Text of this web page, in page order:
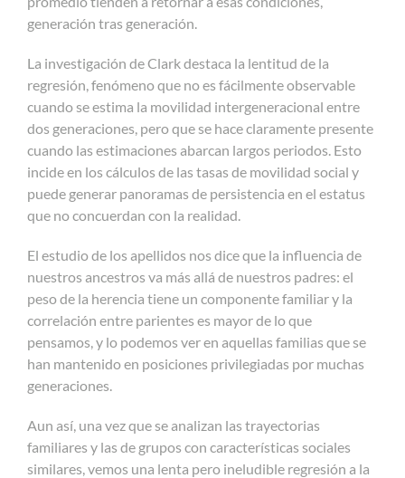
generación tras generación.
La investigación de Clark destaca la lentitud de la
regresión, fenómeno que no es fácilmente observable
cuando se estima la movilidad intergeneracional entre
dos generaciones, pero que se hace claramente presente
cuando las estimaciones abarcan largos periodos. Esto
incide en los cálculos de las tasas de movilidad social y
puede generar panoramas de persistencia en el estatus
que no concuerdan con la realidad.
El estudio de los apellidos nos dice que la influencia de
nuestros ancestros va más allá de nuestros padres: el
peso de la herencia tiene un componente familiar y la
correlación entre parientes es mayor de lo que
pensamos, y lo podemos ver en aquellas familias que se
han mantenido en posiciones privilegiadas por muchas
generaciones.
Aun así, una vez que se analizan las trayectorias
familiares y las de grupos con características sociales
similares, vemos una lenta pero ineludible regresión a la